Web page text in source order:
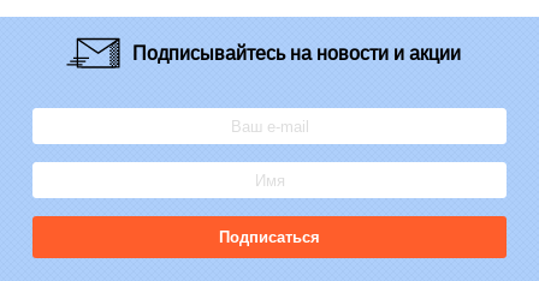
Подписывайтесьна новости и акции
Подписаться